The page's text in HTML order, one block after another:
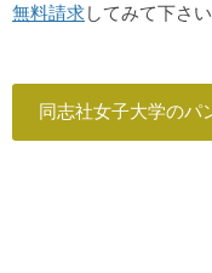
無料請求してみて下さい
同志社女子大学のパ